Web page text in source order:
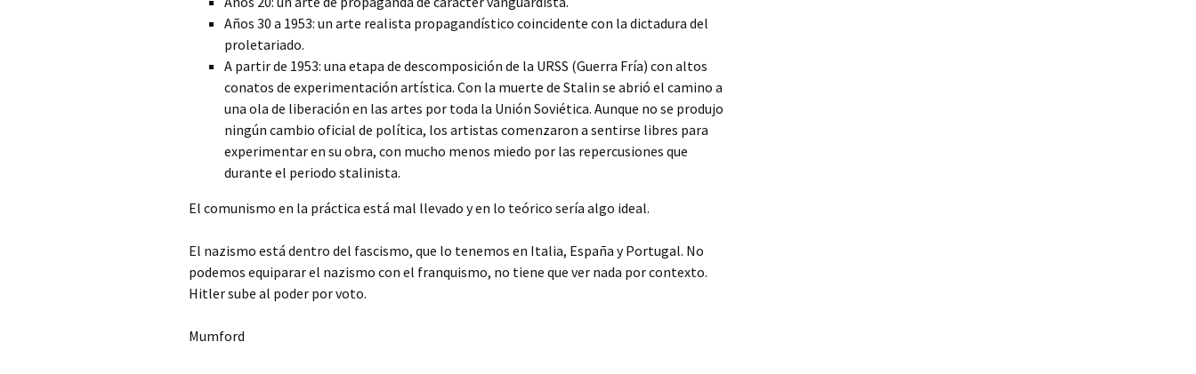
Años 30 a 1953: un arte realista propagandístico coincidente con la dictadura del
proletariado.
A partir de 1953: una etapa de descomposición de la URSS (Guerra Fría) con altos
conatos de experimentación artística. Con la muerte de Stalin se abrió el camino a
una ola de liberación en las artes por toda la Unión Soviética. Aunque no se produjo
ningún cambio oficial de política, los artistas comenzaron a sentirse libres para
experimentar en su obra, con mucho menos miedo por las repercusiones que
durante el periodo stalinista.
El comunismo en la práctica está mal llevado y en lo teórico sería algo ideal.
El nazismo está dentro del fascismo, que lo tenemos en Italia, España y Portugal. No
podemos equiparar el nazismo con el franquismo, no tiene que ver nada por contexto.
Hitler sube al poder por voto.
Mumford